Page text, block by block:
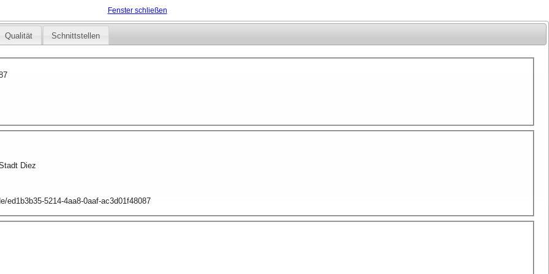
Fenster schließen
Qualität Schnittstellen
Diez
5214-4aa8-0aaf-ac3d01f48087